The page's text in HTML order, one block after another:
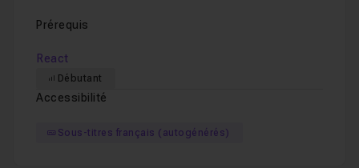
Prérequis
React
Débutant
Accessibilité
Sous-titres français (autogénérés)